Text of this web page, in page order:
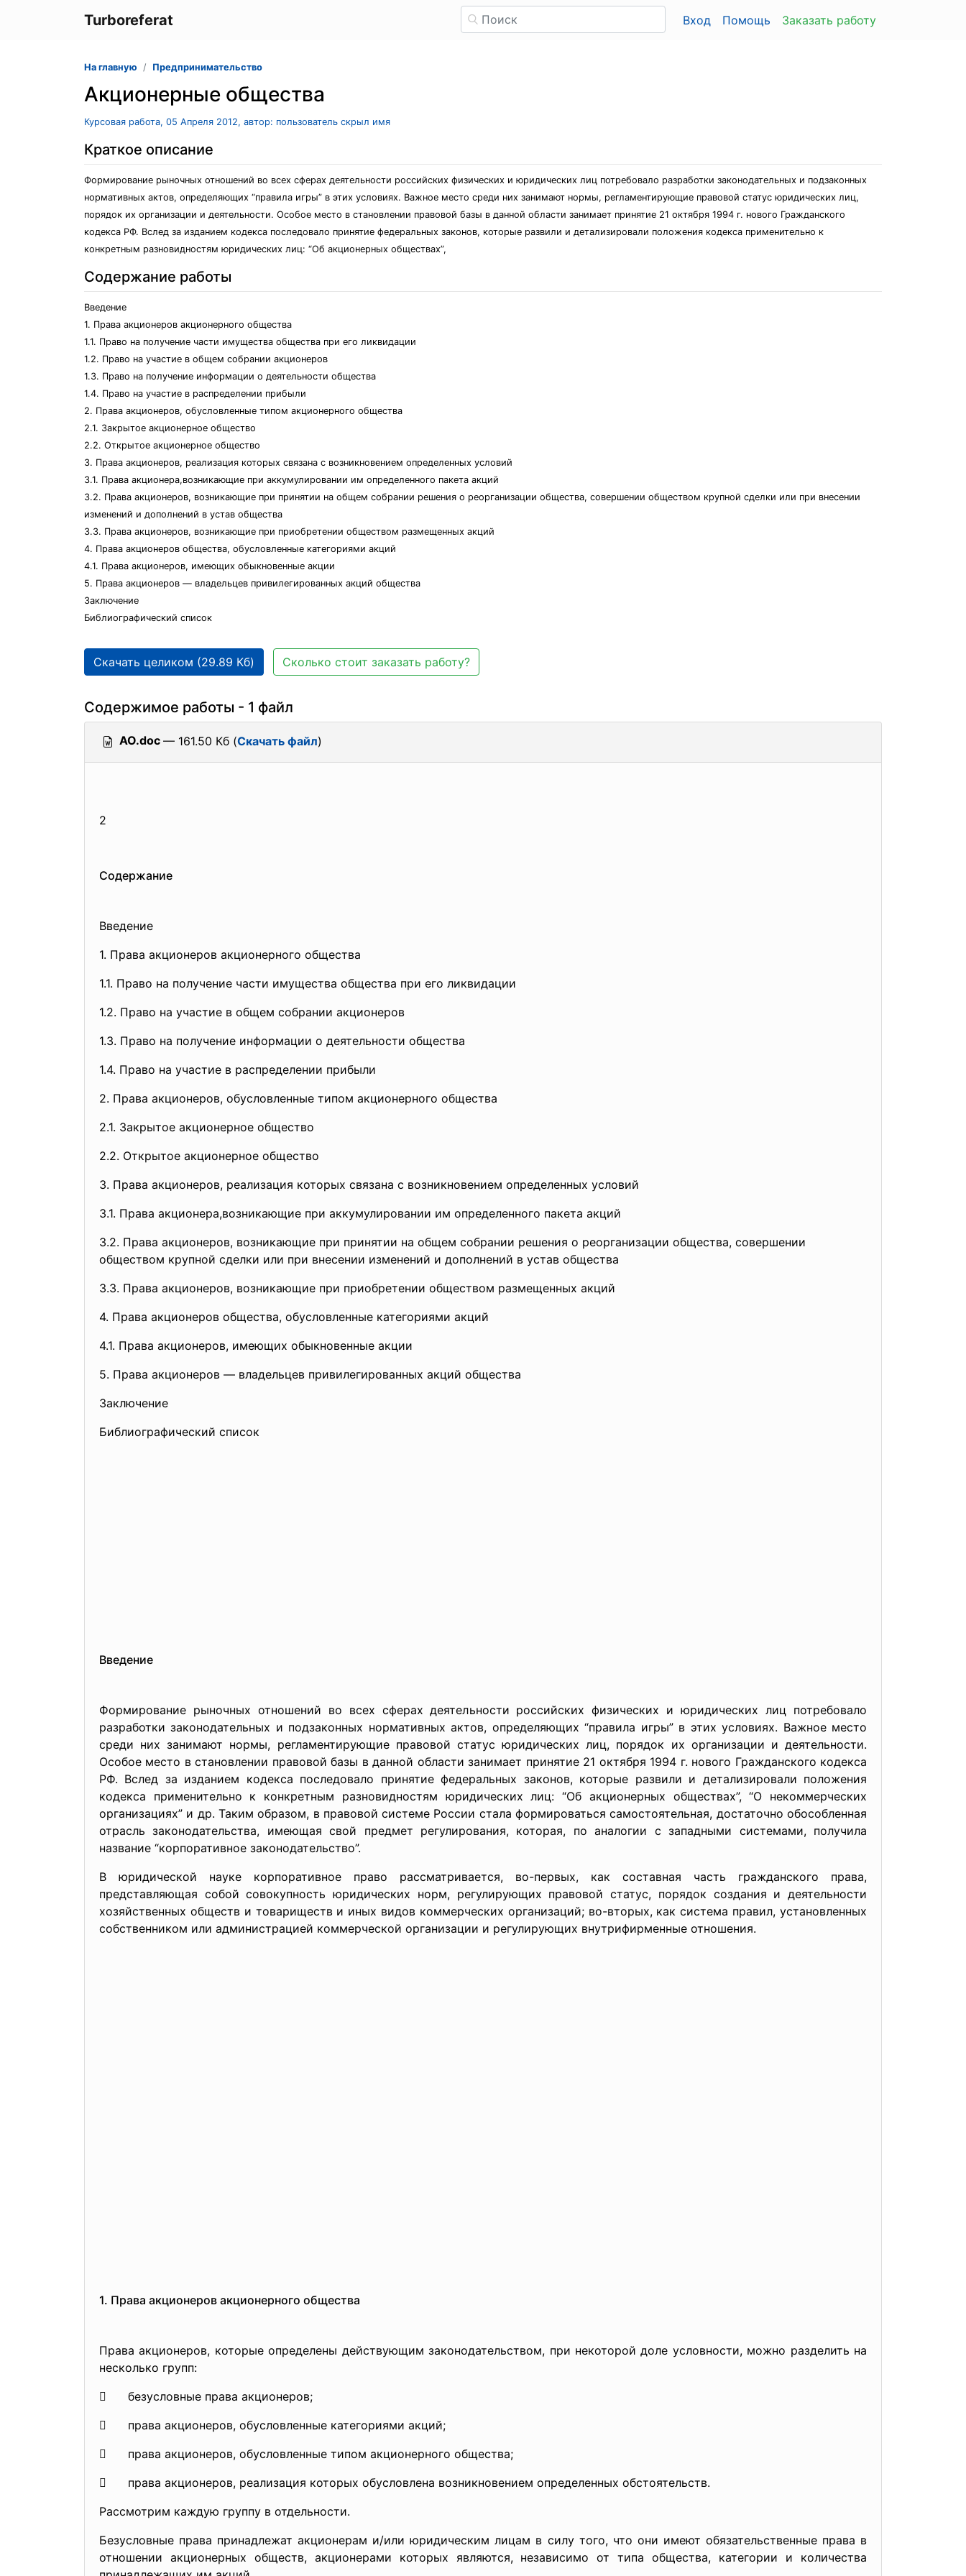
Turboreferat Вход Помощь Заказать работу
На главную Предпринимательство
Акционерные общества
Курсовая работа, 05 Апреля 2012, автор: пользователь скрыл имя
Краткое описание
Формирование рыночных отношений во всех сферах деятельности российских физических и юридических лиц потребовало разработки законодательных и подзаконных
нормативных актов, определяющих “правила игры” в этих условиях. Важное место среди них занимают нормы, регламентирующие правовой статус юридических лиц,
порядок их организации и деятельности. Особое место в становлении правовой базы в данной области занимает принятие 21 октября 1994 г. нового Гражданского
кодекса РФ. Вслед за изданием кодекса последовало принятие федеральных законов, которые развили и детализировали положения кодекса применительно к
конкретным разновидностям юридических лиц: “Об акционерных обществах”,
Содержание работы
Введение
1. Права акционеров акционерного общества
1.1. Право на получение части имущества общества при его ликвидации
1.2. Право на участие в общем собрании акционеров
1.3. Право на получение информации о деятельности общества
1.4. Право на участие в распределении прибыли
2. Права акционеров, обусловленные типом акционерного общества
2.1. Закрытое акционерное общество
2.2. Открытое акционерное общество
3. Права акционеров, реализация которых связана с возникновением определенных условий
3.1. Права акционера,возникающие при аккумулировании им определенного пакета акций
3.2. Права акционеров, возникающие при принятии на общем собрании решения о реорганизации общества, совершении обществом крупной сделки или при внесении
изменений и дополнений в устав общества
3.3. Права акционеров, возникающие при приобретении обществом размещенных акций
4. Права акционеров общества, обусловленные категориями акций
4.1. Права акционеров, имеющих обыкновенные акции
5. Права акционеров — владельцев привилегированных акций общества
Заключение
Библиографический список
Скачать целиком (29.89 Кб) Сколько стоит заказать работу?
Содержимое работы - 1 файл
AO.doc — 161.50 Кб (Скачать файл)
2
Содержание
Введение
1. Права акционеров акционерного общества
1.1. Право на получение части имущества общества при его ликвидации
1.2. Право на участие в общем собрании акционеров
1.3. Право на получение информации о деятельности общества
1.4. Право на участие в распределении прибыли
2. Права акционеров, обусловленные типом акционерного общества
2.1. Закрытое акционерное общество
2.2. Открытое акционерное общество
3. Права акционеров, реализация которых связана с возникновением определенных условий
3.1. Права акционера,возникающие при аккумулировании им определенного пакета акций
3.2. Права акционеров, возникающие при принятии на общем собрании решения о реорганизации общества, совершении
обществом крупной сделки или при внесении изменений и дополнений в устав общества
3.3. Права акционеров, возникающие при приобретении обществом размещенных акций
4. Права акционеров общества, обусловленные категориями акций
4.1. Права акционеров, имеющих обыкновенные акции
5. Права акционеров — владельцев привилегированных акций общества
Заключение
Библиографический список
Введение
Формирование рыночных отношений во всех сферах деятельности российских физических и юридических лиц потребовало
разработки законодательных и подзаконных нормативных актов, определяющих “правила игры” в этих условиях. Важное место
среди них занимают нормы, регламентирующие правовой статус юридических лиц, порядок их организации и деятельности.
Особое место в становлении правовой базы в данной области занимает принятие 21 октября 1994 г. нового Гражданского кодекса
РФ. Вслед за изданием кодекса последовало принятие федеральных законов, которые развили и детализировали положения
кодекса применительно к конкретным разновидностям юридических лиц: “Об акционерных обществах”, “О некоммерческих
организациях” и др. Таким образом, в правовой системе России стала формироваться самостоятельная, достаточно обособленная
отрасль законодательства, имеющая свой предмет регулирования, которая, по аналогии с западными системами, получила
название “корпоративное законодательство”.
В юридической науке корпоративное право рассматривается, во-первых, как составная часть гражданского права,
представляющая собой совокупность юридических норм, регулирующих правовой статус, порядок создания и деятельности
хозяйственных обществ и товариществ и иных видов коммерческих организаций; во-вторых, как система правил, установленных
собственником или администрацией коммерческой организации и регулирующих внутрифирменные отношения.
1. Права акционеров акционерного общества
Права акционеров, которые определены действующим законодательством, при некоторой доле условности, можно разделить на
несколько групп:
 безусловные права акционеров;
 права акционеров, обусловленные категориями акций;
 права акционеров, обусловленные типом акционерного общества;
 права акционеров, реализация которых обусловлена возникновением определенных обстоятельств.
Рассмотрим каждую группу в отдельности.
Безусловные права принадлежат акционерам и/или юридическим лицам в силу того, что они имеют обязательственные права в
отношении акционерных обществ, акционерами которых являются, независимо от типа общества, категории и количества